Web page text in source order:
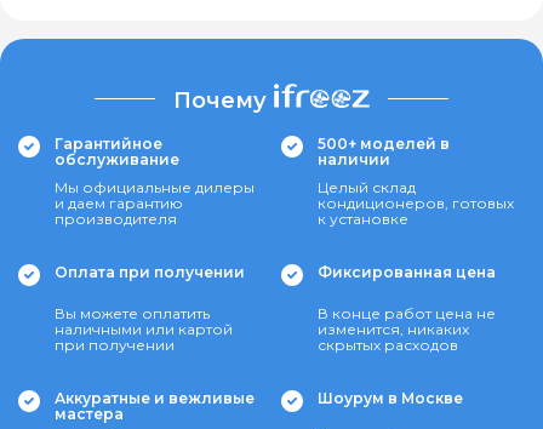
Почему
Гарантийное
обслуживание
Мы официальные дилеры
и даем гарантию
производителя
500+ моделей в
наличии
Целый склад
кондиционеров, готовых
к установке
Оплата при получении
Вы можете оплатить
наличными или картой
при получении
Фиксированная цена
В конце работ цена не
изменится, никаких
скрытых расходов
Аккуратные и вежливые
мастера
Шоурум в Москве